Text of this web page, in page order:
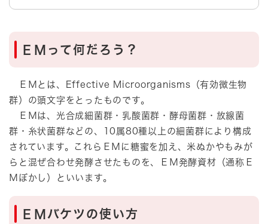
背景色変更 白 黒 青
とじる
ＥＭって何だろう？
ＥＭとは、Effective Microorganisms（有効微生物
群）の頭文字をとったものです。
ＥＭは、光合成細菌群・乳酸菌群・酵母菌群・放線菌
群・糸状菌群などの、10属80種以上の細菌群により構成
されています。これらＥＭに糖蜜を加え、米ぬかやもみが
らと混ぜ合わせ発酵させたものを、ＥＭ発酵資材（通称Ｅ
Ｍぼかし）といいます。
ＥＭバケツの使い方